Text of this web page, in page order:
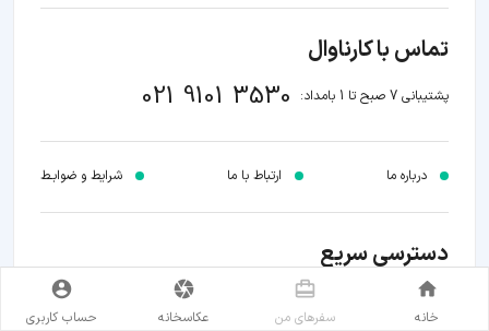
تماس با کارناوال
پشتیبانی 7 صبح تا 1 بامداد: 021 9101 3530
درباره ما ارتباط با ما شرایط و ضوابـط
دسترسی سریع
رزرو هتل
رزرو هوشمند بلیط
خانه سفر‌های من عکاسخانه حساب کاربری